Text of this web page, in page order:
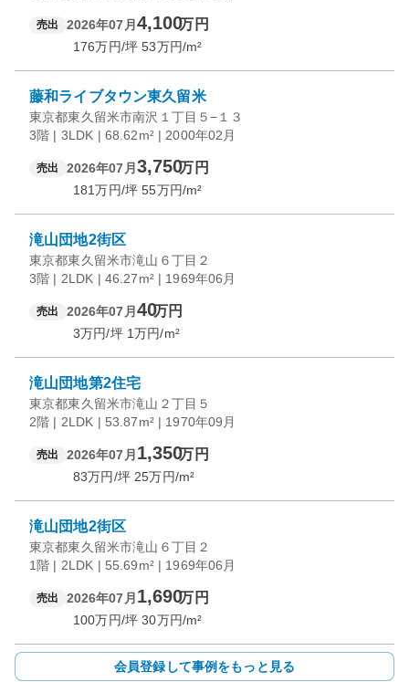
売出 2026年07月 4,100万円
176万円/坪 53万円/m²
藤和ライブタウン東久留米
東京都東久留米市南沢１丁目５−１３
3階 | 3LDK | 68.62m² | 2000年02月
売出 2026年07月 3,750万円
181万円/坪 55万円/m²
滝山団地2街区
東京都東久留米市滝山６丁目２
3階 | 2LDK | 46.27m² | 1969年06月
売出 2026年07月 40万円
3万円/坪 1万円/m²
滝山団地第2住宅
東京都東久留米市滝山２丁目５
2階 | 2LDK | 53.87m² | 1970年09月
売出 2026年07月 1,350万円
83万円/坪 25万円/m²
滝山団地2街区
東京都東久留米市滝山６丁目２
1階 | 2LDK | 55.69m² | 1969年06月
売出 2026年07月 1,690万円
100万円/坪 30万円/m²
会員登録して事例をもっと見る